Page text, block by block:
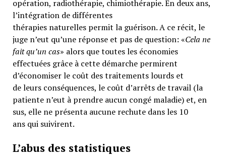
opération, radiothérapie, chimiothérapie. En deux ans,
l’intégration de différentes
thérapies naturelles permit la guérison. A ce récit, le
juge n’eut qu’une réponse et pas de question: «Cela ne
fait qu’un cas» alors que toutes les économies
effectuées grâce à cette démarche permirent
d’économiser le coût des traitements lourds et
de leurs conséquences, le coût d’arrêts de travail (la
patiente n’eut à prendre aucun congé maladie) et, en
sus, elle ne présenta aucune rechute dans les 10
ans qui suivirent.
L’abus des statistiques